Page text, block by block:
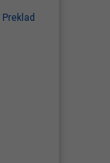
Preklad